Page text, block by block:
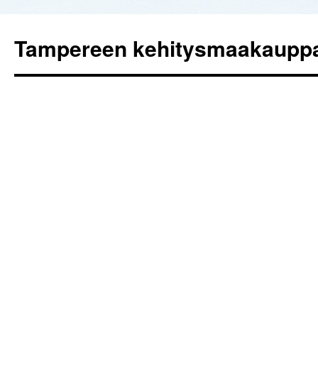
Tampereen